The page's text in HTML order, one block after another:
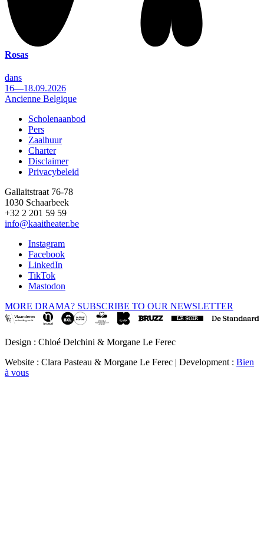
Rosas
dans
16—18.09.2026
Ancienne Belgique
Footer
Scholenaanbod
Pers
Zaalhuur
Charter
Disclaimer
Privacybeleid
Gallaitstraat 76-78
1030 Schaarbeek
+32 2 201 59 59
info@kaaitheater.be
Instagram
Facebook
LinkedIn
TikTok
Mastodon
MORE DRAMA? SUBSCRIBE TO OUR NEWSLETTER
Design : Chloé Delchini & Morgane Le Ferec
Website : Clara Pasteau & Morgane Le Ferec | Development : Bien
à vous